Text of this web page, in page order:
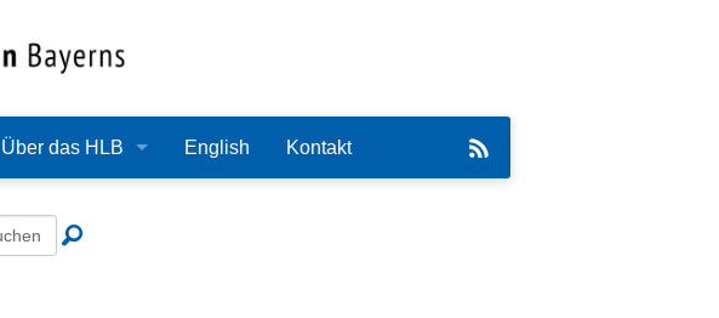
Über das HLB
Redaktion
English Kontakt